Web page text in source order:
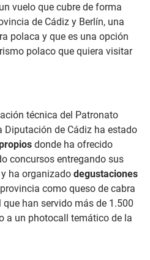
vuelo que cubre de forma
de Cádiz y Berlín, una
polaca y que es una opción
polaco que quiera visitar
técnica del Patronato
Diputación de Cádiz ha estado
donde ha ofrecido
concursos entregando sus
ha organizado degustaciones
como queso de cabra
han servido más de 1.500
a un photocall temático de la